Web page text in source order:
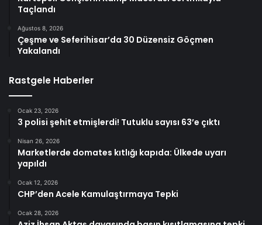
Taçlandı
Ağustos 8, 2026
Çeşme ve Seferihisar’da 30 Düzensiz Göçmen
Yakalandı
Rastgele Haberler
Ocak 23, 2026
3 polisi şehit etmişlerdi! Tutuklu sayısı 63’e çıktı
Nisan 26, 2026
Marketlerde domates kıtlığı kapıda: Ülkede uyarı
yapıldı
Ocak 12, 2026
CHP’den Acele Kamulaştırmaya Tepki
Ocak 28, 2026